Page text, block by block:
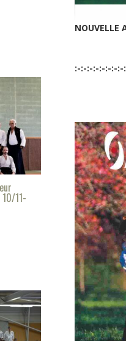
11-
NOUVELLE
:-:-:-:-:-:-:-